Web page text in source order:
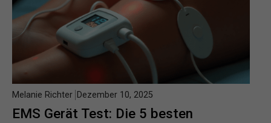
EMS Gerät Test: Die 5 besten
Melanie Richter Dezember 10, 2025